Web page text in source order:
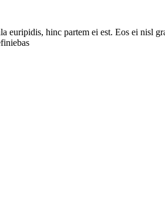
hinc partem ei est. Eos ei nisl